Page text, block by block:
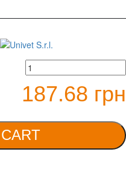
187.68 грн